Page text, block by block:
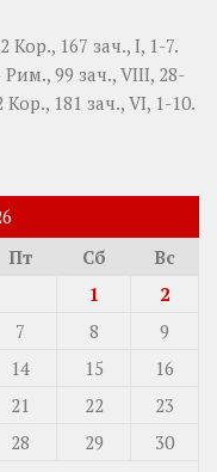
2 Кор., 167 зач., I, 1-7.
Рим., 99 зач., VIII, 28-
Кор., 181 зач., VI, 1-10.
Пт Сб
Вс
1
2
7 8
9
14 15
16
21 22
23
28 29
30